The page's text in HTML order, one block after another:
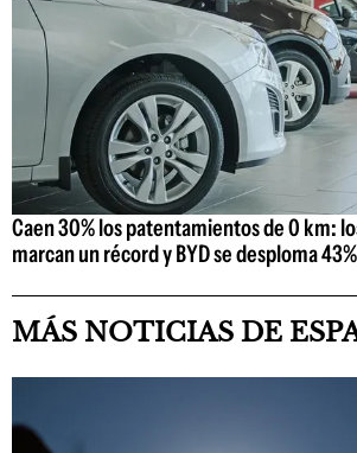
Caen 30% los patentamientos de 0 km:
marcan un récord y BYD se desploma 43%
MÁS NOTICIAS DE